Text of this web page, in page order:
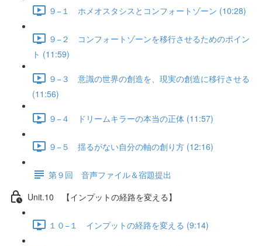
９−１ ホメオスタシスとコンフォートゾーン (10:28)
９−２ コンフォートゾーンを移行させるためのポイン
ト (11:59)
９−３ 意識の世界の創造を、現実の創造に移行させる
(11:56)
９−４ ドリームキラーの本当の正体 (11:57)
９−５ 揺るがない自分の軸の創り方 (12:16)
第９回 音声ファイル＆宿題提出
Unit.10 【インプットの経路を変える】
１０−１ インプットの経路を変える (9:14)